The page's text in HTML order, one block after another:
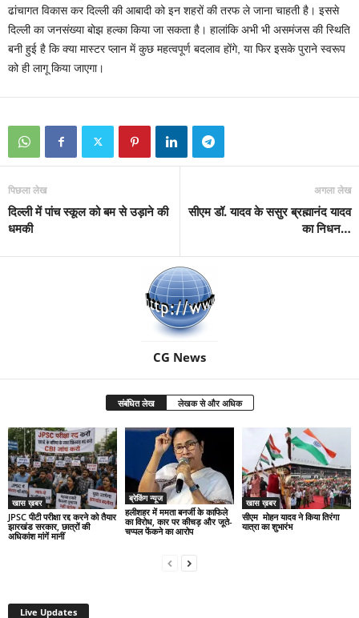
ढांचागत विकास कर दिल्ली की आबादी को इन शहरों की तरफ ले जाना चाहती है। इससे
दिल्ली का जनसंख्या बोझ हल्का किया जा सकता है। हालांकि अभी भी असमंजस की स्थिति
बनी हुई है कि क्या मास्टर प्लान में कुछ महत्वपूर्ण बदलाव होंगे, या फिर इसके पुराने स्वरूप
को ही लागू किया जाएगा।
पिछला लेख
दिल्ली में पांच स्कूल को बम से उड़ाने की
धमकी
अगला लेख
सीएम डॉ. यादव के ससुर ब्रह्मानंद यादव
का निधन…
CG News
संबंधित लेख लेखक से और अधिक
खास ख़बर
JPSC पीटी परीक्षा रद्द करने को तैयार
झारखंड सरकार, छात्रों की
अधिकांश मांगें मानीं
ब्रेकिंग न्यूज
हलीशहर में ममता बनर्जी के काफिले
का विरोध, कार पर कीचड़ और जूते-
चप्पल फेंकने का आरोप
खास ख़बर
सीएम मोहन यादव ने किया तिरंगा
यात्रा का शुभारंभ
Live Updates